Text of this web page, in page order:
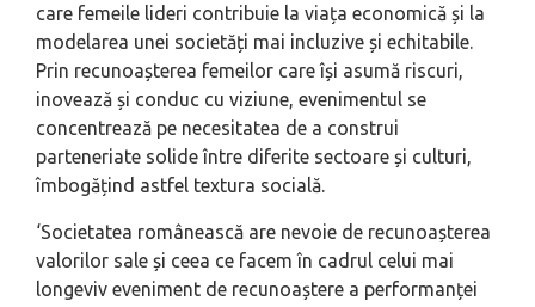
care femeile lideri contribuie la viața economică și la
modelarea unei societăți mai incluzive și echitabile.
Prin recunoașterea femeilor care își asumă riscuri,
inovează și conduc cu viziune, evenimentul se
concentrează pe necesitatea de a construi
parteneriate solide între diferite sectoare și culturi,
îmbogățind astfel textura socială.
‘Societatea românească are nevoie de recunoașterea
valorilor sale și ceea ce facem în cadrul celui mai
longeviv eveniment de recunoaștere a performanței